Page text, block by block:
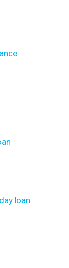
loan